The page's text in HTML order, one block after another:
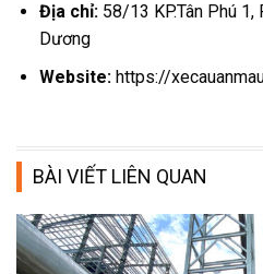
Địa chỉ: 58/13 KP.Tân Phú 1,
Dương
Website: https://
BÀI VIẾT LIÊN QUAN